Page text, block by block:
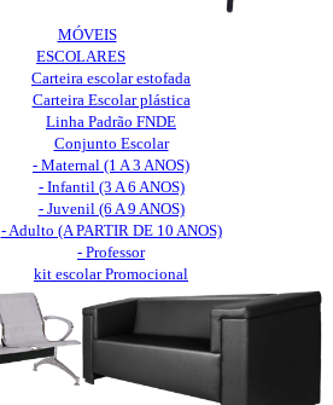
MÓVEIS
ESCOLARES
Carteira escolar estofada
Carteira Escolar plástica
Linha Padrão FNDE
Conjunto Escolar
- Maternal (1 A 3 ANOS)
- Infantil (3 A 6 ANOS)
- Juvenil (6 A 9 ANOS)
- Adulto (A PARTIR DE 10 ANOS)
- Professor
kit escolar Promocional